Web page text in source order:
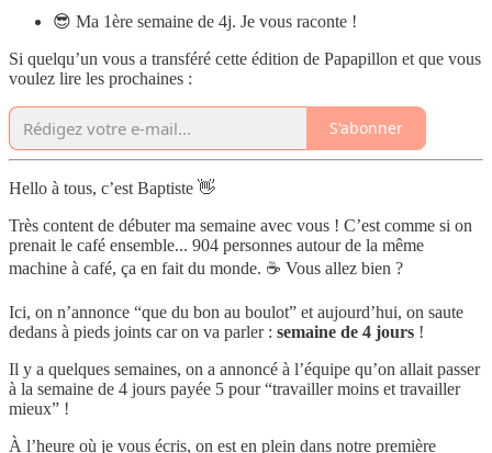
😎 Ma 1ère semaine de 4j. Je vous raconte !
Si quelqu’un vous a transféré cette édition de Papapillon et que vous
voulez lire les prochaines :
S'abonner
Hello à tous, c’est Baptiste 👋
Très content de débuter ma semaine avec vous ! C’est comme si on
prenait le café ensemble... 904 personnes autour de la même
machine à café, ça en fait du monde. ☕ Vous allez bien ?
Ici, on n’annonce “que du bon au boulot” et aujourd’hui, on saute
dedans à pieds joints car on va parler : semaine de 4 jours !
Il y a quelques semaines, on a annoncé à l’équipe qu’on allait passer
à la semaine de 4 jours payée 5 pour “travailler moins et travailler
mieux” !
À l’heure où je vous écris, on est en plein dans notre première